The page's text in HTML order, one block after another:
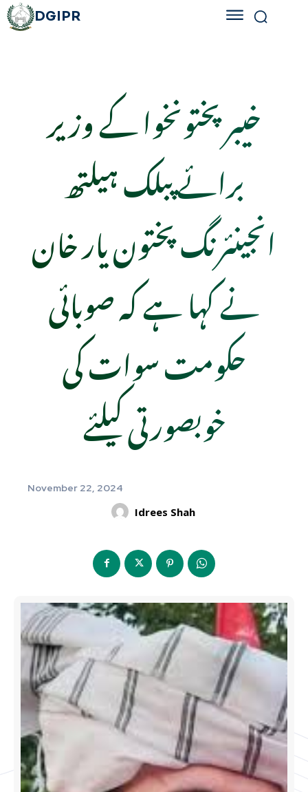
DGIPR
خیبر پختونخوا کے وزیر
برائے پبلک ہیلتھ
انجینئرنگ پختون یار خان
نے کہا ہے کہ صوبائی
حکومت سوات کی
خوبصورتی کیلئے
November 22, 2024
Idrees Shah